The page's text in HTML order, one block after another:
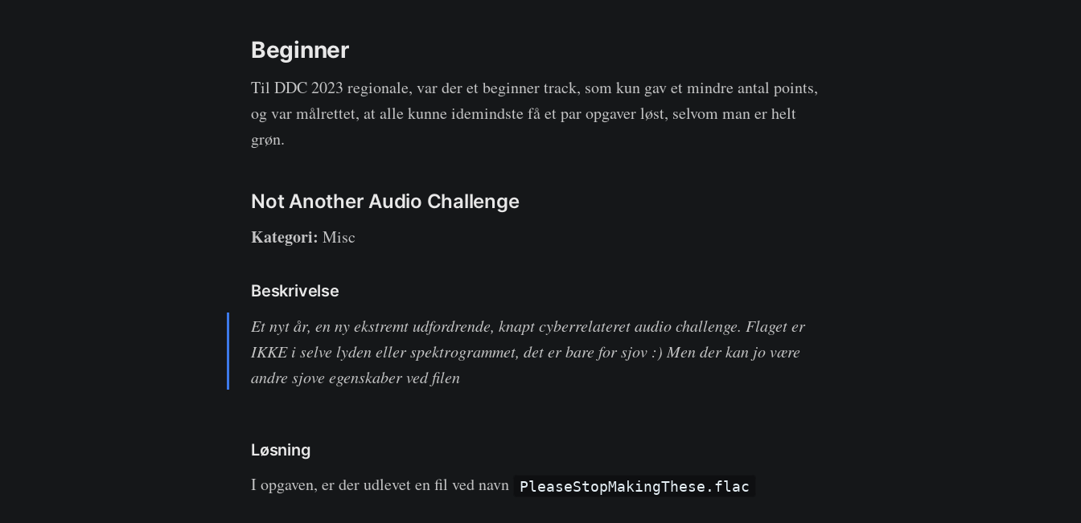
Beginner
Til DDC 2023 regionale, var der et beginner track, som kun gav et mindre antal points,
og var målrettet, at alle kunne idemindste få et par opgaver løst, selvom man er helt
grøn.
Not Another Audio Challenge
Kategori: Misc
Beskrivelse
Et nyt år, en ny ekstremt udfordrende, knapt cyberrelateret audio challenge. Flaget er
IKKE i selve lyden eller spektrogrammet, det er bare for sjov :) Men der kan jo være
andre sjove egenskaber ved filen
Løsning
I opgaven, er der udlevet en fil ved navn PleaseStopMakingThese.flac